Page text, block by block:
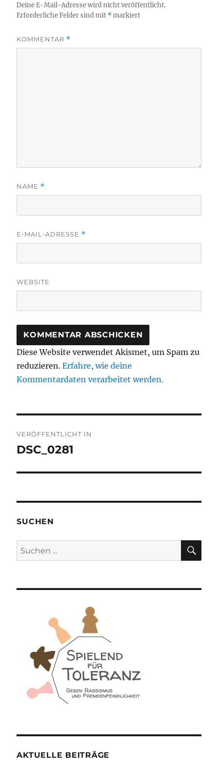
Deine E-Mail-Adresse wird nicht veröffentlicht.
Erforderliche Felder sind mit *markiert
KOMMENTAR *
NAME *
E-MAIL-ADRESSE *
WEBSITE
Diese Website verwendet Akismet, um Spam zu
reduzieren.Erfahre, wie deine
Kommentardaten verarbeitet werden.
VERÖFFENTLICHT IN
DSC_0281
SUCHEN
Suchen
nach:
AKTUELLE BEITRÄGE